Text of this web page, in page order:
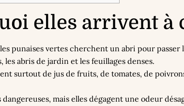
elles arrivent à
punaises vertes cherchent un abri pour
les abris de jardin et les feuillages denses.
surtout de jus de fruits, de tomates, de
dangereuses, mais elles dégagent une odeur